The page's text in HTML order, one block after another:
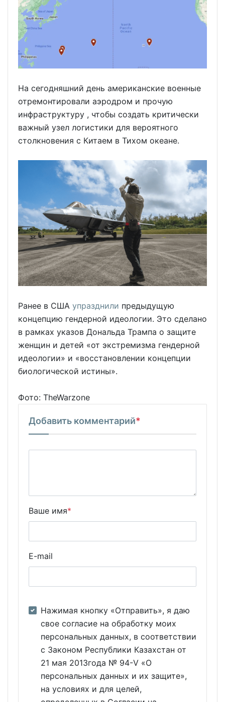
На сегодняшний день американские военные
отремонтировали аэродром и прочую
инфраструктуру , чтобы создать критически
важный узел логистики для вероятного
столкновения с Китаем в Тихом океане.
Ранее в США упразднили предыдущую
концепцию гендерной идеологии. Это сделано
в рамках указов Дональда Трампа о защите
женщин и детей «от экстремизма гендерной
идеологии» и «восстановлении концепции
биологической истины».
Фото: TheWarzone
Добавить комментарий*
Ваше имя*
E-mail
Нажимая кнопку «Отправить», я даю
свое согласие на обработку моих
персональных данных, в соответствии
с Законом Республики Казахстан от
21 мая 2013года № 94-V «О
персональных данных и их защите»,
на условиях и для целей,